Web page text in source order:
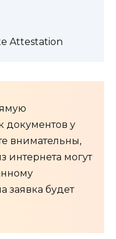
Attestation
документов у
внимательны,
интернета могут
заявка будет